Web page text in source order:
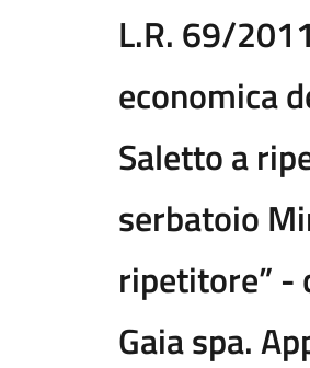
L.R. 69/
economica
Saletto a
serbatoio
ripetitore” -
Gaia spa.